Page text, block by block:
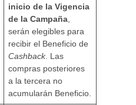
inicio de la Vigencia
de la Campaña
serán elegibles para
recibir el Beneficio de
Cashback. Las
compras posteriores
a la tercera no
acumularán Beneficio.